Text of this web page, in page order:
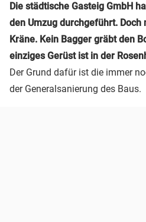
Die städtische Gasteig GmbH
den Umzug durchgeführt.
Kräne. Kein Bagger gräbt den
einziges Gerüst ist in der
Der Grund dafür ist die immer
der Generalsanierung des Baus.